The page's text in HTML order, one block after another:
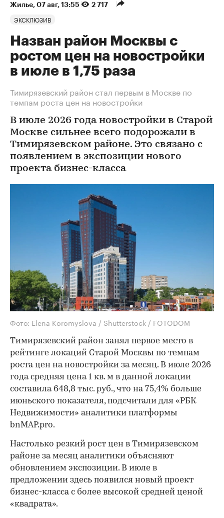
Жилье⁠, 07 авг, 13:55 2 717
ЭКСКЛЮЗИВ
Назван район Москвы с
ростом цен на новостройки
в июле в 1,75 раза
Тимирязевский район стал первым в Москве по
темпам роста цен на новостройки
В июле 2026 года новостройки в Старой
Москве сильнее всего подорожали в
Тимирязевском районе. Это связано с
появлением в экспозиции нового
проекта бизнес-класса
Фото: Elena Koromyslova / Shutterstock / FOTODOM
Тимирязевский район занял первое место в
рейтинге локаций Старой Москвы по темпам
роста цен на новостройки за месяц. В июле 2026
года средняя цена 1 кв. м в данной локации
составила 648,8 тыс. руб., что на 75,4% больше
июньского показателя, подсчитали для «РБК
Недвижимости» аналитики платформы
bnMAP.pro.
Настолько резкий рост цен в Тимирязевском
районе за месяц аналитики объясняют
обновлением экспозиции. В июле в
предложении здесь появился новый проект
бизнес-класса с более высокой средней ценой
«квадрата».